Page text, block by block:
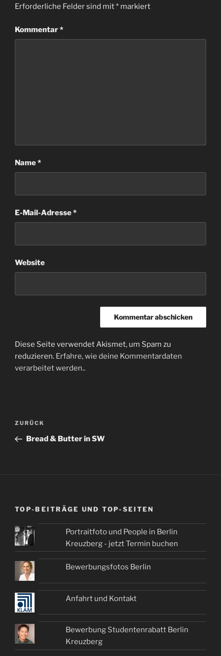
Erforderliche Felder sind mit* markiert
Kommentar*
Name*
E-Mail-Adresse*
Website
Diese Seite verwendet Akismet, um Spam zu
reduzieren. Erfahre, wie deine Kommentardaten
verarbeitet werden..
Beitragsnavigation
Vorheriger
Beitrag
ZURÜCK
Bread & Butter in SW
TOP-BEITRÄGE UND TOP-SEITEN
Portraitfoto und People in Berlin
Kreuzberg - jetzt Termin buchen
Bewerbungsfotos Berlin
Anfahrt und Kontakt
Bewerbung Studentenrabatt Berlin
Kreuzberg